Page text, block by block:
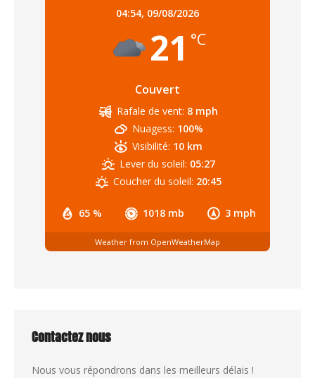
04:54, 09/08/2026
21 °C
Couvert
65 % 1018 mb 3 mph
Rafale de vent: 8 mph
Nuagess: 100%
Visibilité: 10 km
Lever du soleil: 05:27
Coucher du soleil: 20:45
Weather from OpenWeatherMap
Contactez nous
Nous vous répondrons dans les meilleurs délais !